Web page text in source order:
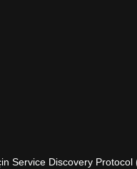
Service Discovery Protocol